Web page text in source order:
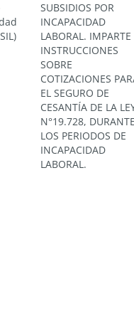
SUBSIDIOS POR
INCAPACIDAD
LABORAL. IMPARTE
INSTRUCCIONES
SOBRE
COTIZACIONES
EL SEGURO DE
CESANTÍA DE LA
N°19.728,
LOS PERIODOS DE
INCAPACIDAD
LABORAL.